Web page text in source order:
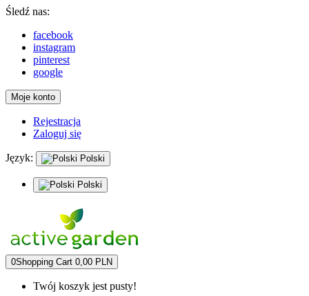
Śledź nas:
facebook
instagram
pinterest
google
Moje konto
Rejestracja
Zaloguj się
Język: Polski
Polski
0Shopping Cart 0,00 PLN
Twój koszyk jest pusty!